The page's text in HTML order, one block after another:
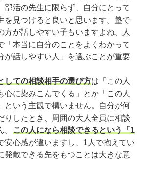
部活の先生に限らず、自分にとって
を見つけると良いと思います。塾で
方が話しやすい子もいますよね。人
「本当に自分のことをよくわかって
が話しやすい人」を選ぶことが重要
しての相談相手の選び方は「この人
心に染みこんでくる」とか「この人
という主観で構いません。自分が何
りしたとき、周囲の大人全員に相談
この人になら相談できるという「1
安心感が違いますし、1人で抱えてい
発散できる先をもつことは大きな意